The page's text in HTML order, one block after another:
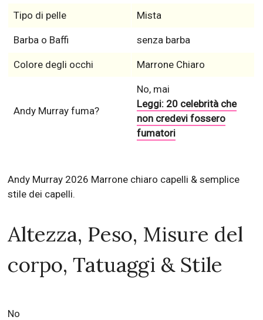
Tipo di pelle Mista
Barba o Baffi senza barba
Colore degli occhi Marrone Chiaro
Andy Murray fuma?
No, mai
Leggi: 20 celebrità che
non credevi fossero
fumatori
Andy Murray 2026 Marrone chiaro capelli & semplice
stile dei capelli.
Altezza, Peso, Misure del
corpo, Tatuaggi & Stile
No